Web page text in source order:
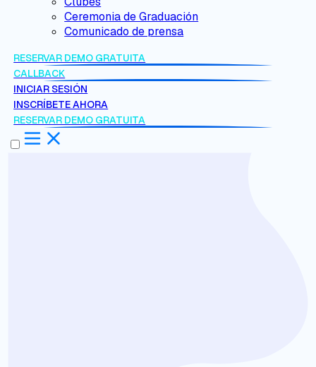
Ceremonia de Graduación
Comunicado de prensa
RESERVAR DEMO GRATUITA
CALLBACK
INICIAR SESIÓN
INSCRÍBETE AHORA
RESERVAR DEMO GRATUITA